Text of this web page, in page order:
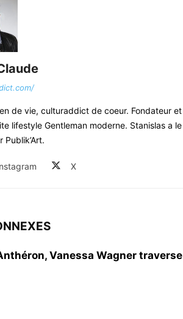
de vie, culturaddict de coeur. Fondateur et
lifestyle Gentleman moderne. Stanislas a le
X
Vanessa Wagner traverse